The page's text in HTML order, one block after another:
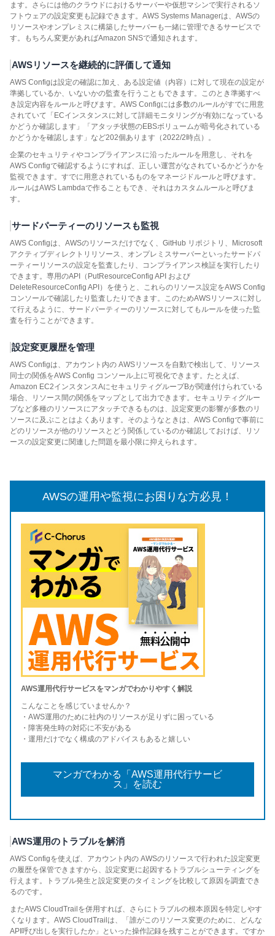
ます。さらには他のクラウドにおけるサーバーや仮想マシンで実行されるソ
フトウェアの設定変更も記録できます。AWS Systems Managerは、AWSの
リソースやオンプレミスに構築したサーバーも一緒に管理できるサービスで
す。もちろん変更があればAmazon SNSで通知されます。
AWSリソースを継続的に評価して通知
AWS Configは設定の確認に加え、ある設定値（内容）に対して現在の設定が
準拠しているか、いないかの監査を行うこともできます。このとき準拠すべ
き設定内容をルールと呼びます。AWS Configには多数のルールがすでに用意
されていて「ECインスタンスに対して詳細モニタリングが有効になっている
かどうか確認します」「アタッチ状態のEBSボリュームが暗号化されている
かどうかを確認します」など202個あります（2022/2時点）。
企業のセキュリティやコンプライアンスに沿ったルールを用意し、それを
AWS Configで確認するようにすれば、正しい運営がなされているかどうかを
監視できます。すでに用意されているものをマネージドルールと呼びます。
ルールはAWS Lambdaで作ることもでき、それはカスタムルールと呼びま
す。
サードパーティーのリソースも監視
AWS Configは、AWSのリソースだけでなく、GitHub リポジトリ、Microsoft
アクティブディレクトリリソース、オンプレミスサーバーといったサードパ
ーティーリソースの設定を監査したり、コンプライアンス検証を実行したり
できます。専用のAPI（PutResourceConfig API および
DeleteResourceConfig API）を使うと、これらのリソース設定をAWS Config
コンソールで確認したり監査したりできます。このためAWSリソースに対し
て行えるように、サードパーティーのリソースに対してもルールを使った監
査を行うことができます。
設定変更履歴を管理
AWS Configは、アカウント内の AWSリソースを自動で検出して、リソース
同士の関係をAWS Config コンソール上に可視化できます。たとえば、
Amazon EC2インスタンスAにセキュリティグループBが関連付けられている
場合、リソース間の関係をマップとして出力できます。セキュリティグルー
プなど多種のリソースにアタッチできるものは、設定変更の影響が多数のリ
ソースに及ぶことはよくあります。そのようなときは、AWS Configで事前に
どのリソースが他のリソースとどう関係しているのか確認しておけば、リソ
ースの設定変更に関連した問題を最小限に抑えられます。
AWSの運用や監視にお困りな方必見！
AWS運用代行サービスをマンガでわかりやすく解説
こんなことを感じていませんか？
・AWS運用のために社内のリソースが足りずに困っている
・障害発生時の対応に不安がある
・運用だけでなく構成のアドバイスもあると嬉しい
マンガでわかる「AWS運用代行サービ
ス」を読む
AWS運用のトラブルを解消
AWS Configを使えば、アカウント内の AWSのリソースで行われた設定変更
の履歴を保管できますから、設定変更に起因するトラブルシューティングを
行えます。トラブル発生と設定変更のタイミングを比較して原因を調査でき
るのです。
またAWS CloudTrailを併用すれば、さらにトラブルの根本原因を特定しやす
くなります。AWS CloudTrailは、「誰がこのリソース変更のために、どんな
API呼び出しを実行したか」といった操作記録を残すことができます。ですか